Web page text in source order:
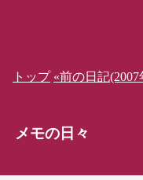
トップ «前の日記
メモの日々